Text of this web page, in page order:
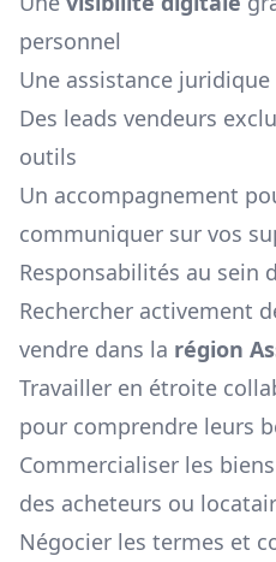
personnel
Une assistance juridique
Des leads vendeurs
outils
Un accompagnement
communiquer sur vos
Responsabilités au sein
Rechercher activement
vendre dans la région
Travailler en étroite
pour comprendre leurs
Commercialiser les
des acheteurs ou
Négocier les termes et